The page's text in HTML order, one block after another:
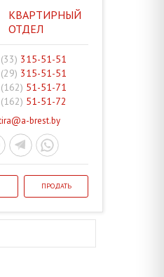
КВАРТИРНЫЙ
ОТДЕЛ
315-51-51
315-51-51
51-51-71
51-51-72
brest.by
ПРОДАТЬ